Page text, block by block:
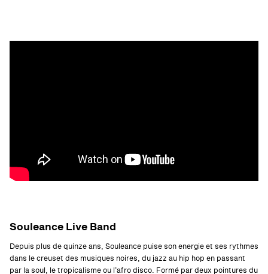
Souleance Live Band
Depuis plus de quinze ans, Souleance puise son energie et ses rythmes
dans le creuset des musiques noires, du jazz au hip hop en passant
par la soul, le tropicalisme ou l’afro disco. Formé par deux pointures du